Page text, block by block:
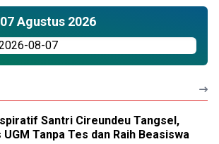
Agustus 2026
Santri Cireundeu Tangsel,
Tanpa Tes dan Raih Beasiswa